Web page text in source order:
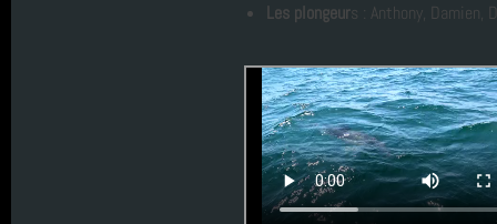
Les plongeurs : Anthony, Damien,